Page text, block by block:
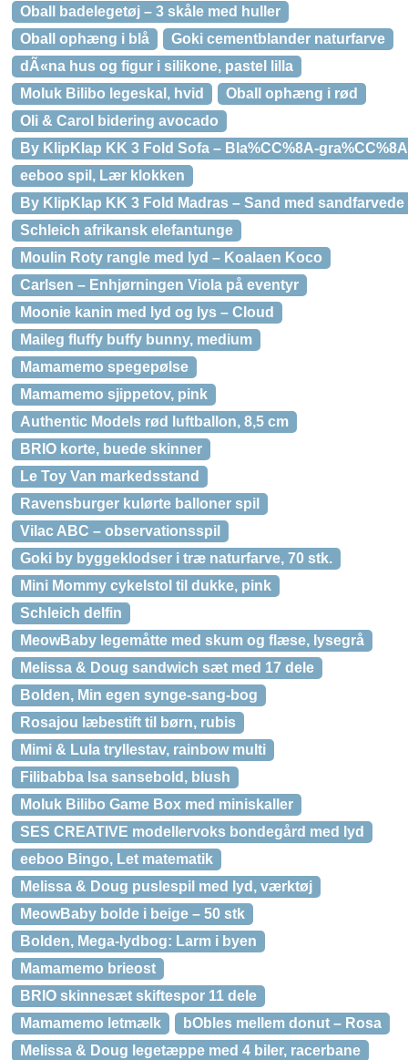
Oball badelegetøj – 3 skåle med huller
Oball ophæng i blå
Goki cementblander naturfarve
dÃ«na hus og figur i silikone, pastel lilla
Moluk Bilibo legeskal, hvid
Oball ophæng i rød
Oli & Carol bidering avocado
By KlipKlap KK 3 Fold Sofa – Bla%CC%8A-
eeboo spil, Lær klokken
By KlipKlap KK 3 Fold Madras – Sand med
Schleich afrikansk elefantunge
Moulin Roty rangle med lyd – Koalaen Koco
Carlsen – Enhjørningen Viola på eventyr
Moonie kanin med lyd og lys – Cloud
Maileg fluffy buffy bunny, medium
Mamamemo spegepølse
Mamamemo sjippetov, pink
Authentic Models rød luftballon, 8,5 cm
BRIO korte, buede skinner
Le Toy Van markedsstand
Ravensburger kulørte balloner spil
Vilac ABC – observationsspil
Goki by byggeklodser i træ naturfarve, 70 stk.
Mini Mommy cykelstol til dukke, pink
Schleich delfin
MeowBaby legemåtte med skum og flæse, lysegrå
Melissa & Doug sandwich sæt med 17 dele
Bolden, Min egen synge-sang-bog
Rosajou læbestift til børn, rubis
Mimi & Lula tryllestav, rainbow multi
Filibabba Isa sansebold, blush
Moluk Bilibo Game Box med miniskaller
SES CREATIVE modellervoks bondegård med lyd
eeboo Bingo, Let matematik
Melissa & Doug puslespil med lyd, værktøj
MeowBaby bolde i beige – 50 stk
Bolden, Mega-lydbog: Larm i byen
Mamamemo brieost
BRIO skinnesæt skiftespor 11 dele
Mamamemo letmælk
bObles mellem donut – Rosa
Melissa & Doug legetæppe med 4 biler, racerbane